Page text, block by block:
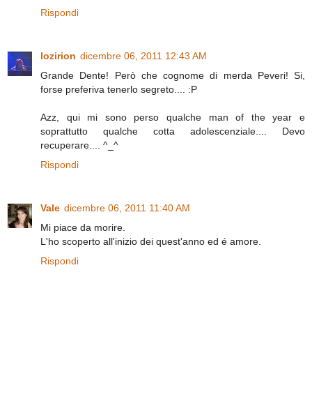
Rispondi
lozirion dicembre 06, 2011 12:43 AM
Grande Dente! Però che cognome di merda Peveri! Si,
forse preferiva tenerlo segreto.... :P
Azz, qui mi sono perso qualche man of the year e
soprattutto qualche cotta adolescenziale.... Devo
recuperare.... ^_^
Rispondi
Vale dicembre 06, 2011 11:40 AM
Mi piace da morire.
L'ho scoperto all'inizio dei quest'anno ed é amore.
Rispondi